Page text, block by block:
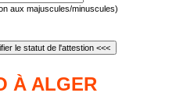
aux majuscules/minuscules)
À ALGER